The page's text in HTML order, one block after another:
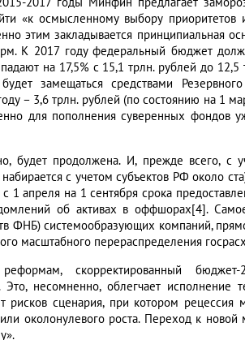
«к осмысленному выбору приоритетов
этим закладывается принципиальная
К 2017 году федеральный бюджет
на 17,5% с 15,1 трлн. рублей до 12,5
замещаться средствами
– 3,6 трлн. рублей (по состоянию на 1
для пополнения суверенных фондов
будет продолжена. И, прежде всего, с
с учетом субъектов РФ около
1 апреля на 1 сентября срока
об активах в оффшорах[4].
ФНБ) системообразующих компаний,
масштабного перераспределения
скорректированный бюджет-
несомненно, облегчает исполнение
сценария, при котором рецессия
околонулевого роста. Переход к новой